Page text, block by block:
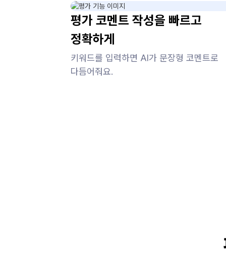
평가 코멘트 작성을 빠르고
정확하게
키워드를 입력하면 AI가 문장형 코멘트로
다듬어줘요.